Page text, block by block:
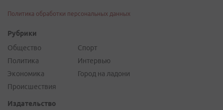
Политика обработки персональных данных
Рубрики
Общество
Политика
Экономика
Происшествия
Спорт
Интервью
Город на ладони
Издательство